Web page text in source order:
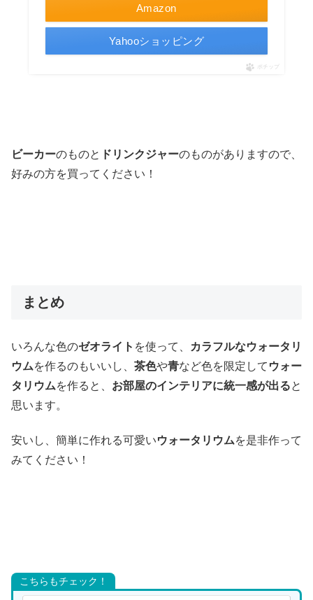
Amazon
Yahooショッピング
ポチップ
ビーカーのものと ドリンクジャーのものがありますので、
好みの方を買ってください！
まとめ
いろんな色のゼオライト を使って、
カラフルなウォータリ
ウムを作るのもいいし、 茶色や青など色を限定して ウォー
タリウムを作ると、 お部屋のインテリアに統一感が出ると
思います。
安いし、簡単に作れる可愛いウォータリウムを是非作って
みてください！
こちらもチェック！